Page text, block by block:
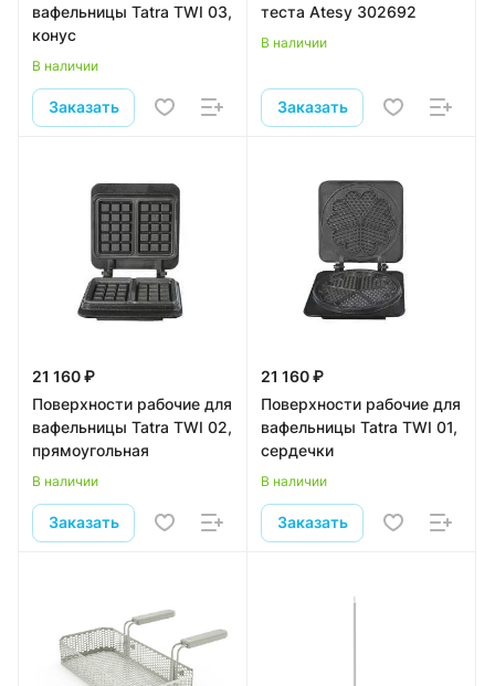
вафельницы Tatra TWI 03,
конус
В наличии
Заказать
теста Atesy 302692
В наличии
Заказать
21 160 ₽
Поверхности рабочие для
вафельницы Tatra TWI 02,
прямоугольная
В наличии
Заказать
21 160 ₽
Поверхности рабочие для
вафельницы Tatra TWI 01,
сердечки
В наличии
Заказать